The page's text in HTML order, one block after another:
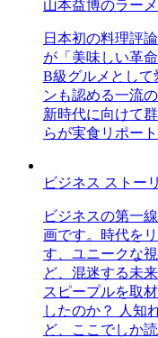
山本益博のラーメ
日本初の料理評
が「美味しい革
B級グルメとして
ンも認める一流
新時代に向けて
らが実食リポー
ビジネス ストー
ビジネスの第一
画です。時代を
す、ユニークな
ど、混迷する未
スピープルを取
したのか？ 人知
ど、ここでしか